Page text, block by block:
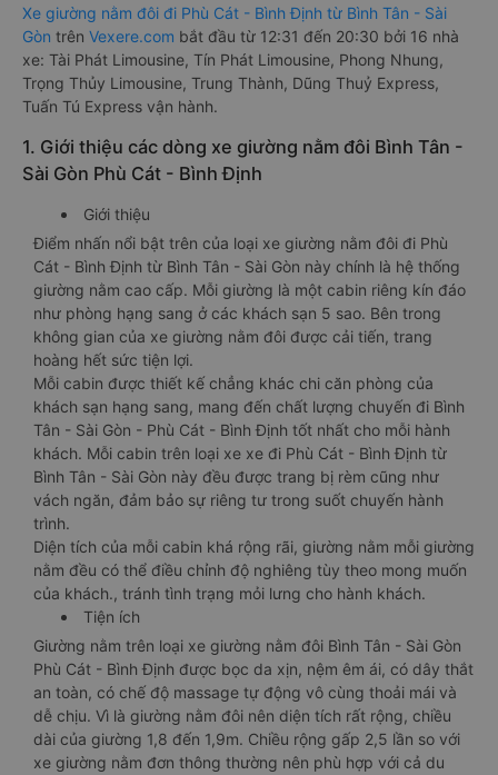
Xe giường nằm đôi đi Phù Cát - Bình Định từ Bình Tân - Sài
Gòn trên Vexere.com bắt đầu từ 12:31 đến 20:30 bởi 16 nhà
xe: Tài Phát Limousine, Tín Phát Limousine, Phong Nhung,
Trọng Thủy Limousine, Trung Thành, Dũng Thuỷ Express,
Tuấn Tú Express vận hành.
1. Giới thiệu các dòng xe giường nằm đôi Bình Tân -
Sài Gòn Phù Cát - Bình Định
Giới thiệu
Điểm nhấn nổi bật trên của loại xe giường nằm đôi đi Phù
Cát - Bình Định từ Bình Tân - Sài Gòn này chính là hệ thống
giường nằm cao cấp. Mỗi giường là một cabin riêng kín đáo
như phòng hạng sang ở các khách sạn 5 sao. Bên trong
không gian của xe giường nằm đôi được cải tiến, trang
hoàng hết sức tiện lợi.
Mỗi cabin được thiết kế chẳng khác chi căn phòng của
khách sạn hạng sang, mang đến chất lượng chuyến đi Bình
Tân - Sài Gòn - Phù Cát - Bình Định tốt nhất cho mỗi hành
khách. Mỗi cabin trên loại xe xe đi Phù Cát - Bình Định từ
Bình Tân - Sài Gòn này đều được trang bị rèm cũng như
vách ngăn, đảm bảo sự riêng tư trong suốt chuyến hành
trình.
Diện tích của mỗi cabin khá rộng rãi, giường nằm mỗi giường
nằm đều có thể điều chỉnh độ nghiêng tùy theo mong muốn
của khách., tránh tình trạng mỏi lưng cho hành khách.
Tiện ích
Giường nằm trên loại xe giường nằm đôi Bình Tân - Sài Gòn
Phù Cát - Bình Định được bọc da xịn, nệm êm ái, có dây thắt
an toàn, có chế độ massage tự động vô cùng thoải mái và
dễ chịu. Vì là giường nằm đôi nên diện tích rất rộng, chiều
dài của giường 1,8 đến 1,9m. Chiều rộng gấp 2,5 lần so với
xe giường nằm đơn thông thường nên phù hợp với cả du